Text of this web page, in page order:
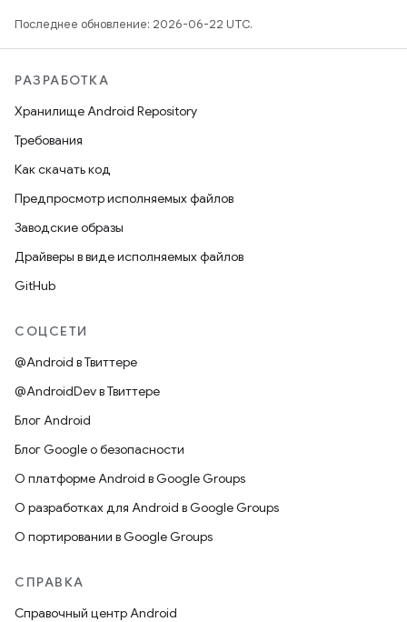
Последнее обновление: 2026-06-22 UTC.
РАЗРАБОТКА
Хранилище Android Repository
Требования
Как скачать код
Предпросмотр исполняемых файлов
Заводские образы
Драйверы в виде исполняемых файлов
GitHub
СОЦСЕТИ
@Android в Твиттере
@AndroidDev в Твиттере
Блог Android
Блог Google о безопасности
О платформе Android в Google Groups
О разработках для Android в Google Groups
О портировании в Google Groups
СПРАВКА
Справочный центр Android